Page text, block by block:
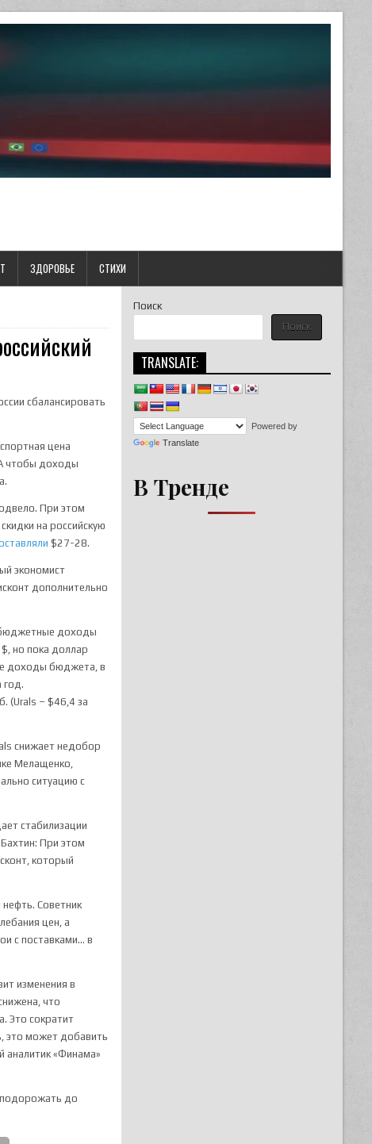
ЗДОРОВЬЕ СТИХИ
сбалансировать
цена
чтобы доходы
При этом
на российскую
$27-28.
экономист
дополнительно
бюджетные доходы
но пока доллар
доходы бюджета, в
год.
(Urals – $46,4 за
снижает ​недобор
Мелащенко,
ситуацию с
стабилизации
При этом
который
Советник
цен, а
с поставками… в
изменения в
что
Это сократит
это может добавить
аналитик «Финама»
до
Поиск
Поиск
TRANSLATE:
Powered by
Translate
В Тренде